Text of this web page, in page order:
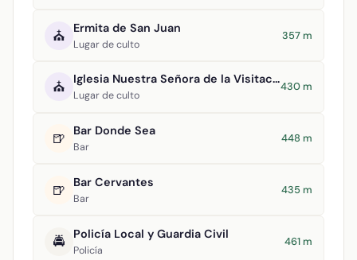
⛪ Ermita de San Juan
Lugar de culto
357 m
⛪ Iglesia Nuestra Señora de la Visitación
Lugar de culto
430 m
🍺 Bar Donde Sea
Bar
448 m
🍺 Bar Cervantes
Bar
435 m
🚔 Policía Local y Guardia Civil
Policía
461 m